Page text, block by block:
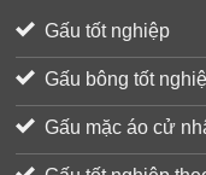
Gấu tốt nghiệp
Gấu bông tốt
Gấu mặc áo cử